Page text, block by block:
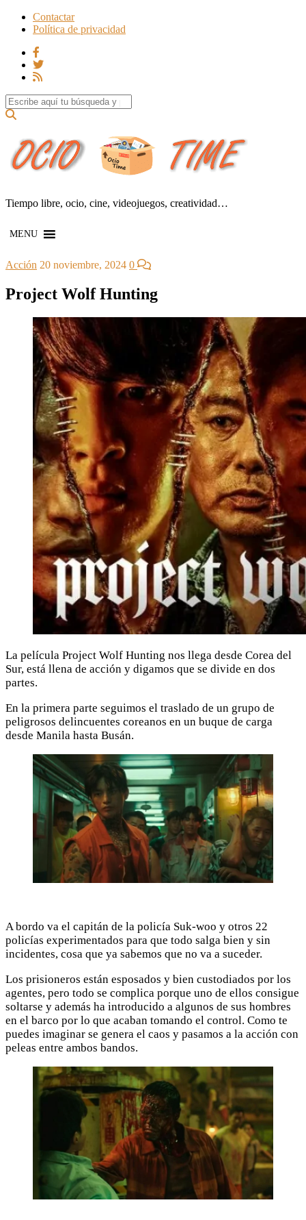
Contactar
Política de privacidad
Search for:
Tiempo libre, ocio, cine, videojuegos, creatividad…
MENU
Acción 20 noviembre, 2024 0
Project Wolf Hunting
La película Project Wolf Hunting nos llega desde Corea del
Sur, está llena de acción y digamos que se divide en dos
partes.
En la primera parte seguimos el traslado de un grupo de
peligrosos delincuentes coreanos en un buque de carga
desde Manila hasta Busán.
A bordo va el capitán de la policía Suk-woo y otros 22
policías experimentados para que todo salga bien y sin
incidentes, cosa que ya sabemos que no va a suceder.
Los prisioneros están esposados y bien custodiados por los
agentes, pero todo se complica porque uno de ellos consigue
soltarse y además ha introducido a algunos de sus hombres
en el barco por lo que acaban tomando el control. Como te
puedes imaginar se genera el caos y pasamos a la acción con
peleas entre ambos bandos.